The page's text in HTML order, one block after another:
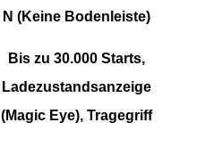
N (Keine Bodenleiste)
Bis zu 30.000 Starts,
Ladezustandsanzeige
(Magic Eye), Tragegriff